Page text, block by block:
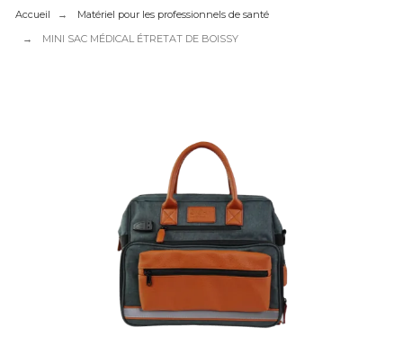
Accueil
Matériel pour les professionnels de santé
MINI SAC MÉDICAL ÉTRETAT DE BOISSY